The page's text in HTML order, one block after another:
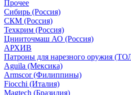
Прочее
Сибирь (Россия)
СКМ (Россия)
Техкрим (Россия)
Цнииточмаш АО (Россия)
АРХИВ
Патроны для нарезного оружия
Aguila (Мексика)
Armscor (Филиппины)
Fiocchi (Италия)
Magtech (Бразилия)